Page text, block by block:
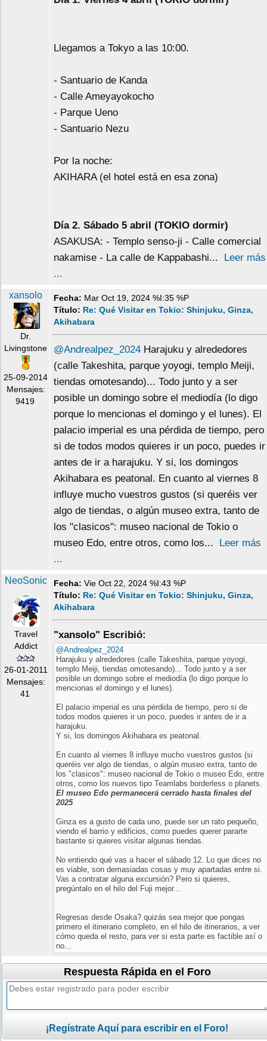
Llegamos a Tokyo a las 10:00.
- Santuario de Kanda
- Calle Ameyayokocho
- Parque Ueno
- Santuario Nezu
Por la noche:
AKIHARA (el hotel está en esa zona)
Día 2. Sábado 5 abril (TOKIO dormir)
ASAKUSA: - Templo senso-ji - Calle comercial
nakamise - La calle de Kappabashi... Leer más
...
xansolo
Dr.
Livingstone
25-09-2014
Mensajes:
9419
Fecha: Mar Oct 19, 2024 %I:35 %P
Título: Re: Qué Visitar en Tokio: Shinjuku, Ginza,
Akihabara
@Andrealpez_2024 Harajuku y alrededores
(calle Takeshita, parque yoyogi, templo Meiji,
tiendas omotesando)... Todo junto y a ser
posible un domingo sobre el mediodía (lo digo
porque lo mencionas el domingo y el lunes). El
palacio imperial es una pérdida de tiempo, pero
si de todos modos quieres ir un poco, puedes ir
antes de ir a harajuku. Y si, los domingos
Akihabara es peatonal. En cuanto al viernes 8
influye mucho vuestros gustos (si queréis ver
algo de tiendas, o algún museo extra, tanto de
los "clasicos": museo nacional de Tokio o
museo Edo, entre otros, como los... Leer más
...
NeoSonic
Travel
Addict
26-01-2011
Mensajes:
41
Fecha: Vie Oct 22, 2024 %I:43 %P
Título: Re: Qué Visitar en Tokio: Shinjuku, Ginza,
Akihabara
"xansolo" Escribió:
@Andrealpez_2024
Harajuku y alrededores (calle Takeshita, parque yoyogi,
templo Meiji, tiendas omotesando)... Todo junto y a ser
posible un domingo sobre el mediodía (lo digo porque lo
mencionas el domingo y el lunes).
El palacio imperial es una pérdida de tiempo, pero si de
todos modos quieres ir un poco, puedes ir antes de ir a
harajuku.
Y si, los domingos Akihabara es peatonal.
En cuanto al viernes 8 influye mucho vuestros gustos (si
queréis ver algo de tiendas, o algún museo extra, tanto de
los "clasicos": museo nacional de Tokio o museo Edo, entre
otros, como los nuevos tipo Teamlabs borderless o planets.
El museo Edo permanecerá cerrado hasta finales del
2025
Ginza es a gusto de cada uno, puede ser un rato pequeño,
viendo el barrio y edificios, como puedes querer pararte
bastante si quieres visitar algunas tiendas.
No entiendo qué vas a hacer el sábado 12. Lo que dices no
es viable, son demasiadas cosas y muy apartadas entre si.
Vas a contratar alguna excursión? Pero si quieres,
pregúntalo en el hilo del Fuji mejor...
Regresas desde Osaka? quizás sea mejor que pongas
primero el itinerario completo, en el hilo de itinerarios, a ver
cómo queda el resto, para ver si esta parte es factible así o
no...
Respuesta Rápida en el Foro
¡Regístrate Aquí para escribir en el Foro!